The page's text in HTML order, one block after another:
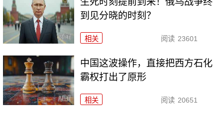
到见分晓的时刻？
相关 阅读 23601
中国这波操作，直接把西方石化
霸权打出了原形
相关 阅读 20651